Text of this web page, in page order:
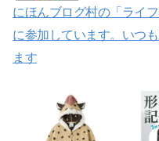
にほんブログ村の「ライ
に参加しています。いつ
ます